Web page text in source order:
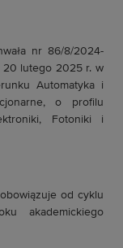
nr 86/8/2024-
20 lutego 2025 r. w
Automatyka i
o profilu
Fotoniki i
od cyklu
akademickiego